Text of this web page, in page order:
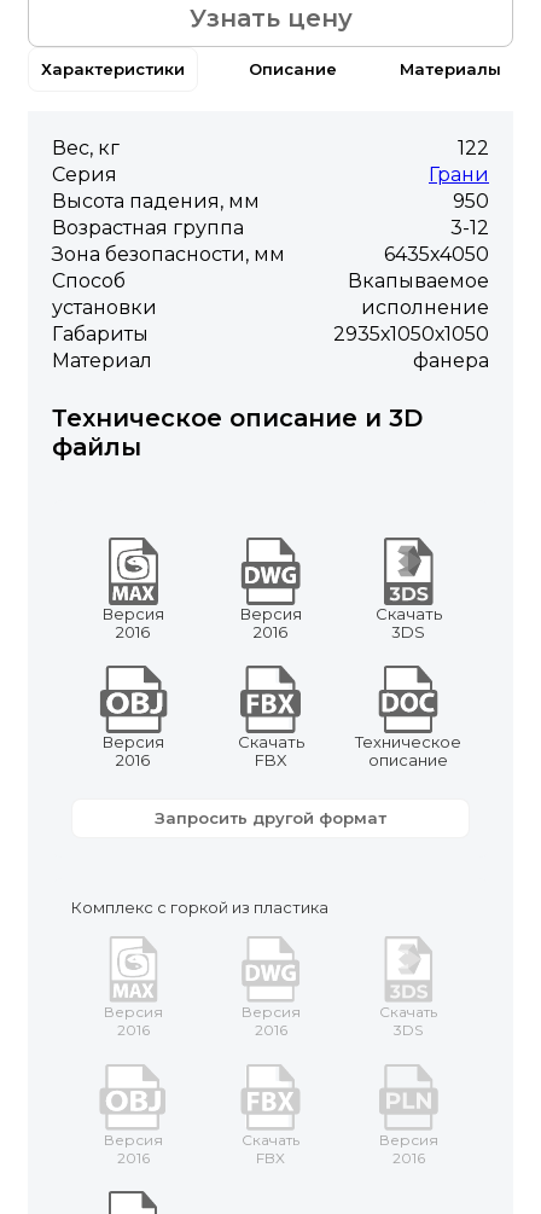
Характеристики Описание Материалы
Вес, кг
122
Серия
Грани
Высота падения, мм
950
Возрастная группа
3-12
Зона безопасности, мм
6435х4050
Способ
установки
Вкапываемое
исполнение
Габариты
2935х1050х1050
Материал
фанера
Техническое описание и 3D
файлы
Версия
2016
Версия
2016
Скачать
3DS
Версия
2016
Скачать
FBX
Техническое
описание
Запросить другой формат
Комплекс с горкой из пластика
Версия
2016
Версия
2016
Скачать
3DS
Версия
2016
Скачать
FBX
Версия
2016
Узнать цену